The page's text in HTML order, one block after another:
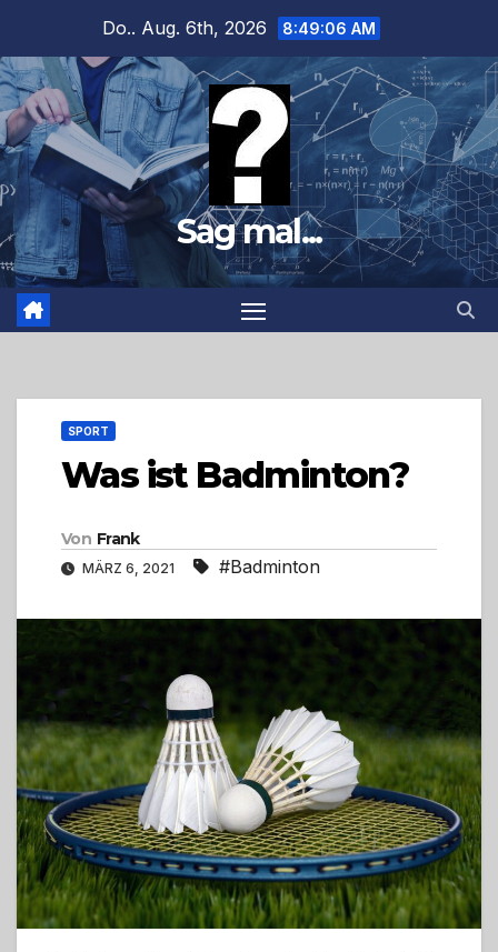
springen
Do.. Aug. 6th, 2026 8:49:07 AM
Sag mal...
SPORT
Was ist Badminton?
Von Frank
MÄRZ 6, 2021 #Badminton